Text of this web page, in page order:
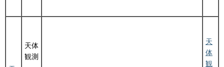
天体
観測
天
体
観